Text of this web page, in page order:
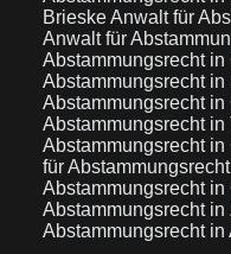
BrieskeAnwalt für
Anwalt für
Abstammungsrecht
Abstammungsrecht in
Abstammungsrecht in
Abstammungsrecht
Abstammungsrecht
für
Abstammungsrecht in
Abstammungsrecht in
Abstammungsrecht